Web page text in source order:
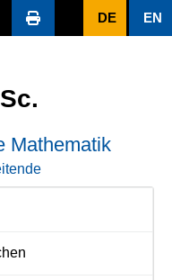
DE EN
Mathematik